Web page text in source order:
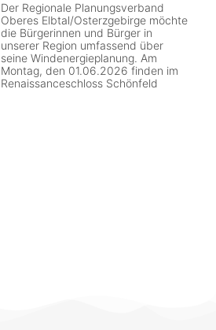
Der Regionale Planungsverband
Oberes Elbtal/Osterzgebirge möchte
die Bürgerinnen und Bürger in
unserer Region umfassend über
seine Windenergieplanung. Am
Montag, den 01.06.2026 finden im
Renaissanceschloss Schönfeld